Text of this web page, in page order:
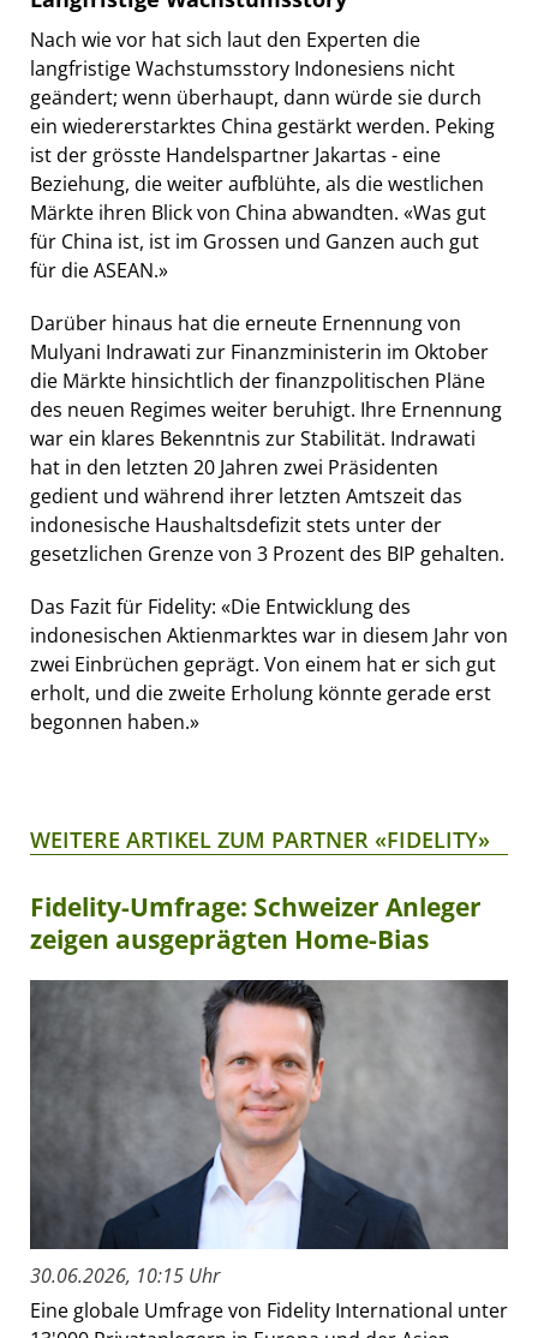
Nach wie vor hat sich laut den Experten die
langfristige Wachstumsstory Indonesiens nicht
geändert; wenn überhaupt, dann würde sie durch
ein wiedererstarktes China gestärkt werden. Peking
ist der grösste Handelspartner Jakartas - eine
Beziehung, die weiter aufblühte, als die westlichen
Märkte ihren Blick von China abwandten. «Was gut
für China ist, ist im Grossen und Ganzen auch gut
für die ASEAN.»
Darüber hinaus hat die erneute Ernennung von
Mulyani Indrawati zur Finanzministerin im Oktober
die Märkte hinsichtlich der finanzpolitischen Pläne
des neuen Regimes weiter beruhigt. Ihre Ernennung
war ein klares Bekenntnis zur Stabilität. Indrawati
hat in den letzten 20 Jahren zwei Präsidenten
gedient und während ihrer letzten Amtszeit das
indonesische Haushaltsdefizit stets unter der
gesetzlichen Grenze von 3 Prozent des BIP gehalten.
Das Fazit für Fidelity: «Die Entwicklung des
indonesischen Aktienmarktes war in diesem Jahr von
zwei Einbrüchen geprägt. Von einem hat er sich gut
erholt, und die zweite Erholung könnte gerade erst
begonnen haben.»
WEITERE ARTIKEL ZUM PARTNER «FIDELITY»
Fidelity-Umfrage: Schweizer Anleger
zeigen ausgeprägten Home-Bias
30.06.2026, 10:15 Uhr
Eine globale Umfrage von Fidelity International unter